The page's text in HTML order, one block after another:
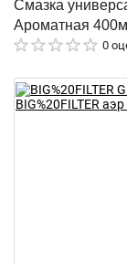
Смазка
Ароматная
0